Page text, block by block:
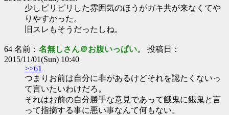
少しピリピリした雰囲気のほうがガキ共が来なくてや
りやすかった。
旧スレもそうだったしね。
64 名前： 名無しさん＠お腹いっぱい。 投稿日：
2015/11/01(Sun) 10:40
>>61
つまりお前は自分に非があるけどそれを認たくないっ
て言いたいわけだろ。
それはお前の自分勝手な意見であって餓鬼に餓鬼と言
って指摘する事に悪い事なんて何もない。